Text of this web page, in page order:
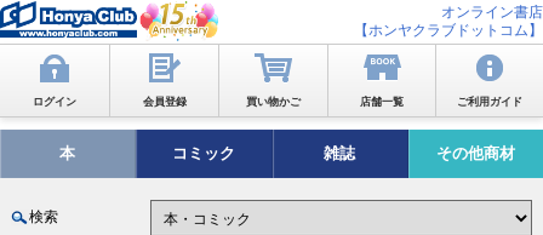
オンライン書店
【ホンヤクラブドットコム】
ログイン 会員登録 買い物かご 店舗一覧 ご利用ガイド
本 コミック 雑誌 その他商材
検索